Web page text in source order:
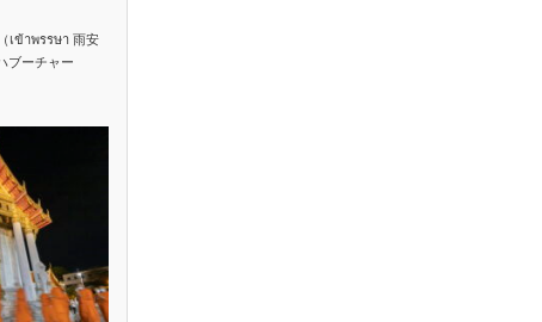
เข้าพรรษา 雨安
ブーチャー